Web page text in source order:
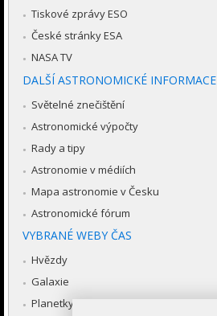
Tiskové zprávy ESO
České stránky ESA
NASA TV
DALŠÍ ASTRONOMICKÉ INFORMACE
Světelné znečištění
Astronomické výpočty
Rady a tipy
Astronomie v médiích
Mapa astronomie v Česku
Astronomické fórum
VYBRANÉ WEBY ČAS
Hvězdy
Galaxie
Planetky